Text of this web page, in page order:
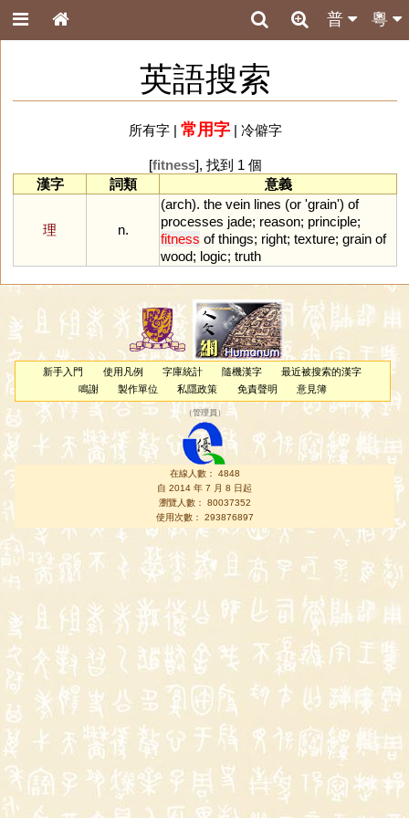
粵
普
英語搜索
所有字| 常用字| 冷僻字
[fitness], 找到 1 個
漢字
詞類 意義
理 n.
(arch). the vein lines (or 'grain') of
processes jade; reason; principle;
fitness of things; right; texture; grain of
wood; logic; truth
新手入門 使用凡例 字庫統計 隨機漢字
最近被搜索的漢字
鳴謝
製作單位 私隱政策 免責聲明 意見簿
（管理員 ）
在線人數： 4848
自 2014 年 7 月 8 日起
瀏覽人數： 80037352
使用次數： 293876897